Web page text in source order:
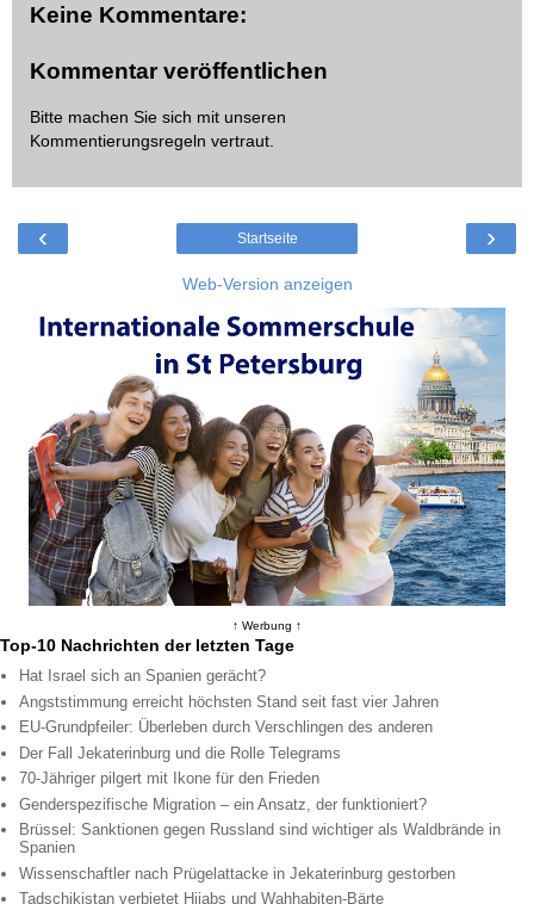
Keine Kommentare:
Kommentar veröffentlichen
Bitte machen Sie sich mit unseren
Kommentierungsregeln vertraut.
‹ ›
Startseite
Web-Version anzeigen
↑ Werbung ↑
Top-10 Nachrichten der letzten Tage
Hat Israel sich an Spanien gerächt?
Angststimmung erreicht höchsten Stand seit fast vier Jahren
EU-Grundpfeiler: Überleben durch Verschlingen des anderen
Der Fall Jekaterinburg und die Rolle Telegrams
70-Jähriger pilgert mit Ikone für den Frieden
Genderspezifische Migration – ein Ansatz, der funktioniert?
Brüssel: Sanktionen gegen Russland sind wichtiger als Waldbrände in
Spanien
Wissenschaftler nach Prügelattacke in Jekaterinburg gestorben
Tadschikistan verbietet Hijabs und Wahhabiten-Bärte